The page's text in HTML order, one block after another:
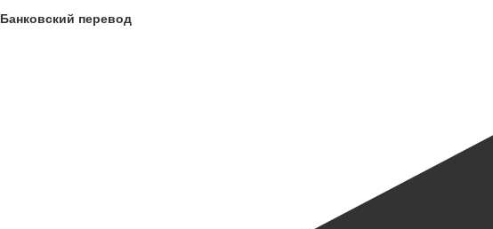
Банковский перевод